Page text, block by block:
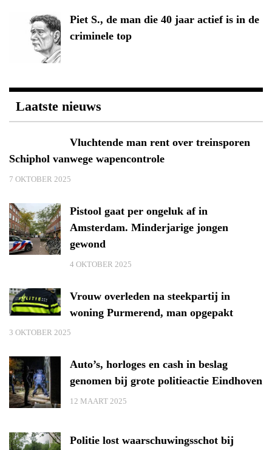
Piet S., de man die 40 jaar actief is in de
criminele top
Laatste nieuws
Vluchtende man rent over treinsporen
Schiphol vanwege wapencontrole
7 OKTOBER 2025
Pistool gaat per ongeluk af in
Amsterdam. Minderjarige jongen
gewond
4 OKTOBER 2025
Vrouw overleden na steekpartij in
woning Purmerend, man opgepakt
3 OKTOBER 2025
Auto’s, horloges en cash in beslag
genomen bij grote politieactie Eindhoven
12 MAART 2025
Politie lost waarschuwingsschot bij